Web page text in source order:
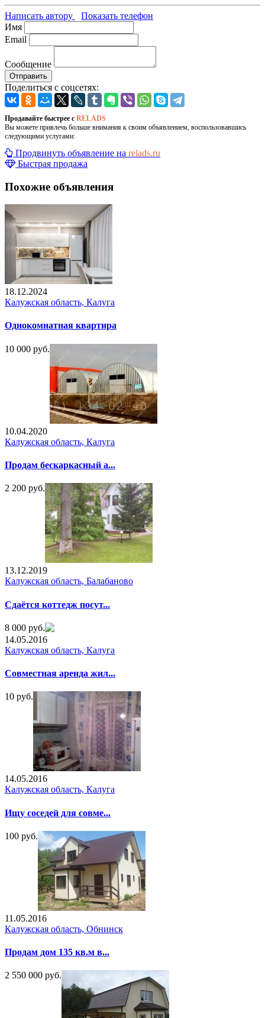
Написать автору
Показать телефон
Имя
Email
Сообщение
Отправить
Поделиться с соцсетях:
Продавайте быстрее с RELADS
Вы можете привлечь больше внимания к своим объявлением, воспользовавшись
следующими услугами:
Продвинуть объявление на relads.ru
Быстрая продажа
Похожие объявления
18.12.2024
Калужская область, Калуга
Однокомнатная квартира
10 000 руб.
10.04.2020
Калужская область, Калуга
Продам бескаркасный а...
2 200 руб.
13.12.2019
Калужская область, Балабаново
Сдаётся коттедж посут...
8 000 руб.
14.05.2016
Калужская область, Калуга
Совместная аренда жил...
10 руб.
14.05.2016
Калужская область, Калуга
Ищу соседей для совме...
100 руб.
11.05.2016
Калужская область, Обнинск
Продам дом 135 кв.м в...
2 550 000 руб.